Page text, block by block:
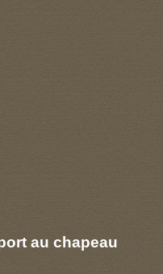
au chapeau